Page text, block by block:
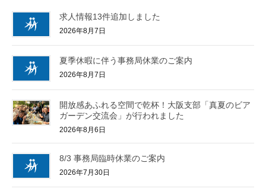
求人情報13件追加しました
2026年8月7日
夏季休暇に伴う事務局休業のご案内
2026年8月7日
開放感あふれる空間で乾杯！大阪支部「真夏のビア
ガーデン交流会」が行われました
2026年8月6日
8/3 事務局臨時休業のご案内
2026年7月30日